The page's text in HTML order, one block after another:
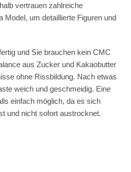
vertrauen zahlreiche
Model, um detaillierte Figuren und
und Sie brauchen kein CMC
aus Zucker und Kakaobutter
ohne Rissbildung. Nach etwas
weich und geschmeidig. Eine
einfach möglich, da es sich
und nicht sofort austrocknet.